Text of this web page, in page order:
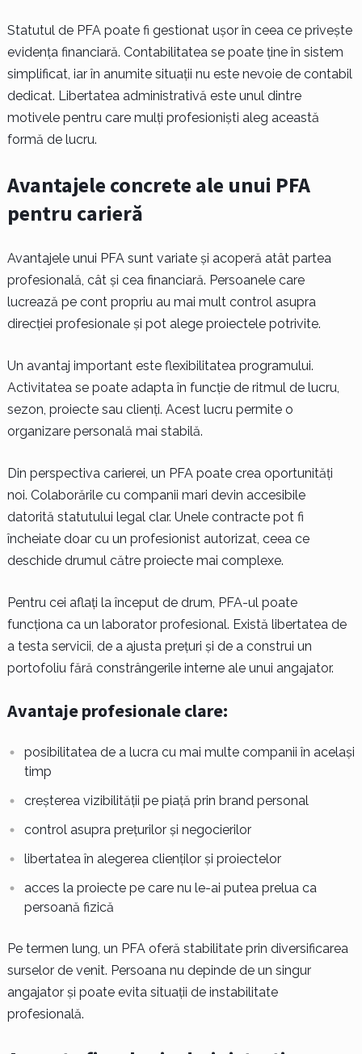
Statutul de PFA poate fi gestionat ușor în ceea ce privește
evidența financiară. Contabilitatea se poate ține în sistem
simplificat, iar în anumite situații nu este nevoie de contabil
dedicat. Libertatea administrativă este unul dintre
motivele pentru care mulți profesioniști aleg această
formă de lucru.
Avantajele concrete ale unui PFA
pentru carieră
Avantajele unui PFA sunt variate și acoperă atât partea
profesională, cât și cea financiară. Persoanele care
lucrează pe cont propriu au mai mult control asupra
direcției profesionale și pot alege proiectele potrivite.
Un avantaj important este flexibilitatea programului.
Activitatea se poate adapta în funcție de ritmul de lucru,
sezon, proiecte sau clienți. Acest lucru permite o
organizare personală mai stabilă.
Din perspectiva carierei, un PFA poate crea oportunități
noi. Colaborările cu companii mari devin accesibile
datorită statutului legal clar. Unele contracte pot fi
încheiate doar cu un profesionist autorizat, ceea ce
deschide drumul către proiecte mai complexe.
Pentru cei aflați la început de drum, PFA-ul poate
funcționa ca un laborator profesional. Există libertatea de
a testa servicii, de a ajusta prețuri și de a construi un
portofoliu fără constrângerile interne ale unui angajator.
Avantaje profesionale clare:
posibilitatea de a lucra cu mai multe companii în același
timp
creșterea vizibilității pe piață prin brand personal
control asupra prețurilor și negocierilor
libertatea în alegerea clienților și proiectelor
acces la proiecte pe care nu le-ai putea prelua ca
persoană fizică
Pe termen lung, un PFA oferă stabilitate prin diversificarea
surselor de venit. Persoana nu depinde de un singur
angajator și poate evita situații de instabilitate
profesională.